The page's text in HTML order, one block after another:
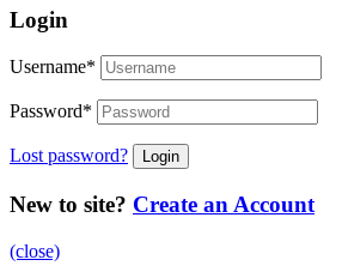
Login
Username*
Password*
Lost password?
New to site? Create an Account
(close)